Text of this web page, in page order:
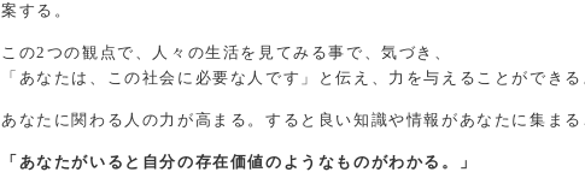
案する。
この2つの観点で、人々の生活を見てみる事で、気づき、
「あなたは、この社会に必要な人です」と伝え、力を与えることができる
あなたに関わる人の力が高まる。すると良い知識や情報があなたに集まる
「あなたがいると自分の存在価値のようなものがわかる。」